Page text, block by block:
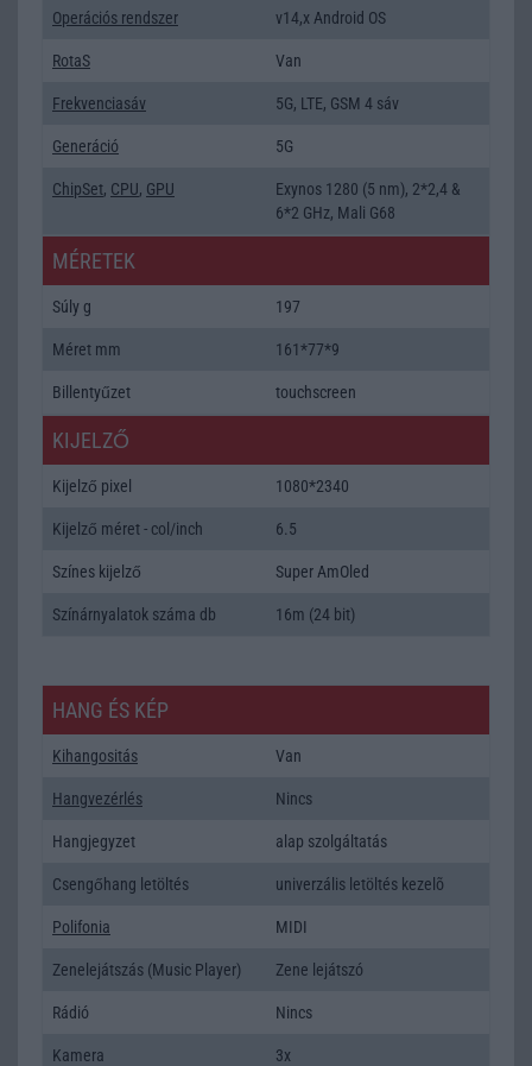
Operációs rendszer v14,x Android OS
RotaS Van
Frekvenciasáv 5G, LTE, GSM 4 sáv
Generáció 5G
ChipSet, CPU, GPU
Exynos 1280 (5 nm), 2*2,4 &
6*2 GHz, Mali G68
MÉRETEK
Súly g 197
Méret mm 161*77*9
Billentyűzet touchscreen
KIJELZŐ
Kijelző pixel 1080*2340
Kijelző méret - col/inch 6.5
Színes kijelző Super AmOled
Színárnyalatok száma db 16m (24 bit)
HANG ÉS KÉP
Kihangositás Van
Hangvezérlés Nincs
Hangjegyzet alap szolgáltatás
Csengőhang letöltés univerzális letöltés kezelõ
Polifonia MIDI
Zenelejátszás (Music Player) Zene lejátszó
Rádió Nincs
Kamera 3x